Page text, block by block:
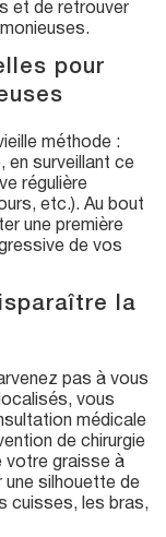
et de retrouver
pour
méthode :
en surveillant ce
régulière
etc.). Au bout
une première
de vos
la
pas à vous
vous
médicale
de chirurgie
votre graisse à
une silhouette de
cuisses, les bras,